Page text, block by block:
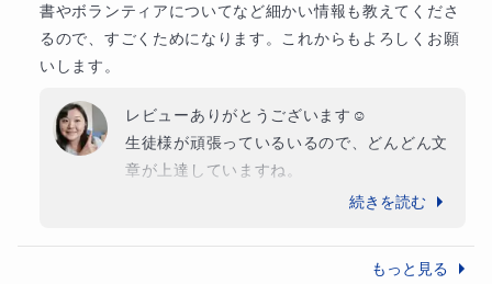
書やボランティアについてなど細かい情報も教えてくださ
るので、すごくためになります。これからもよろしくお願
いします。
レビューありがとうございます☺️
生徒様が頑張っているいるので、どんどん文
章が上達していますね。
こちらからも知識を入れながら、より良い小
続きを読む
もっと見る